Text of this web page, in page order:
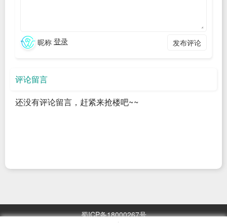
手机被植入病毒，信息被盗，卡里的财产被转走。更有甚者，
为了钱财，一些“聪明的人”居然在共享单车，甚至违章罚款单，
胜防，损失钱财。
所以，大家扫二维码一定要慎重，避免踩坑。正如平台提示一
方要求转账时一定要核对无误，并通话确认后，再进行操作。
昵称 登录 发布评论
评论留言
还没有评论留言，赶紧来抢楼吧~~
蜀ICP备18000267号